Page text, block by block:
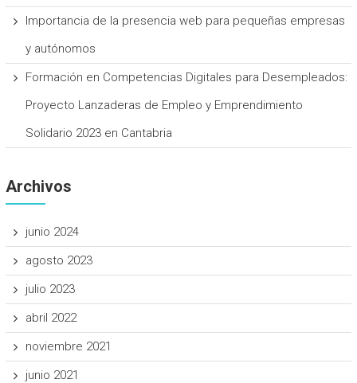
Importancia de la presencia web para pequeñas empresas
y autónomos
Formación en Competencias Digitales para Desempleados:
Proyecto Lanzaderas de Empleo y Emprendimiento
Solidario 2023 en Cantabria
Archivos
junio 2024
agosto 2023
julio 2023
abril 2022
noviembre 2021
junio 2021